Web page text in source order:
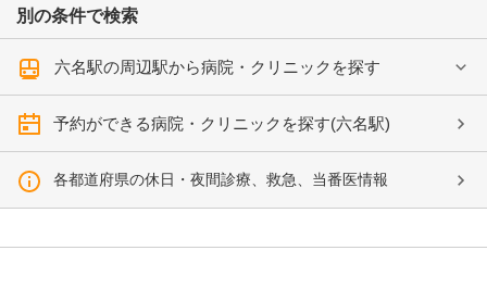
別の条件で検索
六名駅の周辺駅から病院・クリニックを探す
予約ができる病院・クリニックを探す(六名駅)
各都道府県の休日・夜間診療、救急、当番医情報